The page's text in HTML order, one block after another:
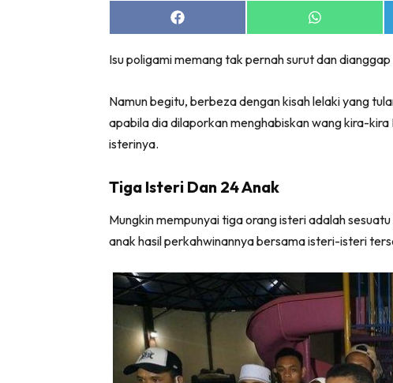
Share
on
Share
on
Isu poligami memang tak pernah surut dan
Namun begitu, berbeza dengan kisah lelaki yang
apabila dia dilaporkan menghabiskan wang kira-
isterinya.
Tiga Isteri Dan 24 Anak
Mungkin mempunyai tiga orang isteri adalah
anak hasil perkahwinannya bersama isteri-isteri